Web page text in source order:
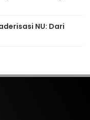
NU: Dari